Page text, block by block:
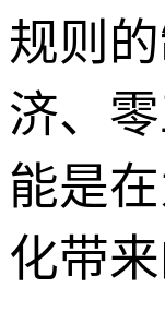
规则
济、
能是
化带